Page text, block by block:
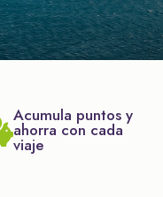
Acumula puntos y
ahorra con cada
viaje